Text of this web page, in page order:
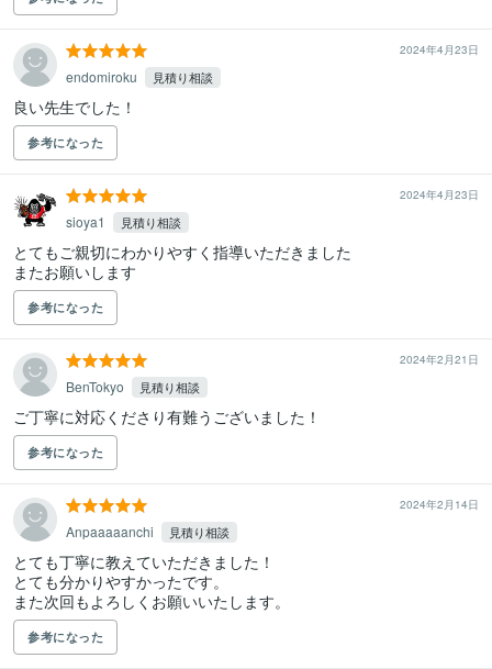
2024年4月23日
endomiroku 見積り相談
良い先生でした！
参考になった
2024年4月23日
sioya1 見積り相談
とてもご親切にわかりやすく指導いただきました
またお願いします
参考になった
2024年2月21日
BenTokyo 見積り相談
ご丁寧に対応くださり有難うございました！
参考になった
2024年2月14日
Anpaaaaanchi 見積り相談
とても丁寧に教えていただきました！
とても分かりやすかったです。
また次回もよろしくお願いいたします。
参考になった